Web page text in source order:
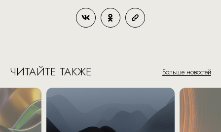
ЧИТАЙТЕ ТАКЖЕ Больше новостей